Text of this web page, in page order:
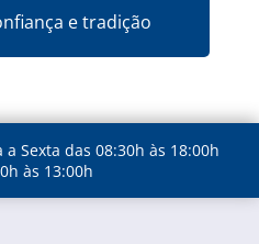
e tradição
a Sexta das 08:30h às 18:00h
às 13:00h